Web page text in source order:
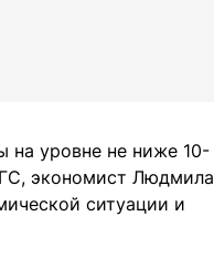
на уровне не ниже 10-
экономист Людмила
ситуации и